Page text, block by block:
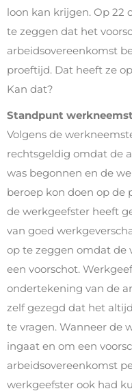
loon kan krijgen. Op 22
te zeggen dat het
arbeidsovereenkomst
proeftijd. Dat heeft ze
Kan dat?
Standpunt
Volgens de
rechtsgeldig omdat de
was begonnen en de
beroep kon doen op de
de werkgeefster heeft
van goed
op te zeggen omdat de
een voorschot.
ondertekening van de
zelf gezegd dat het
te vragen. Wanneer de
ingaat en om een
arbeidsovereenkomst
werkgeefster ook had